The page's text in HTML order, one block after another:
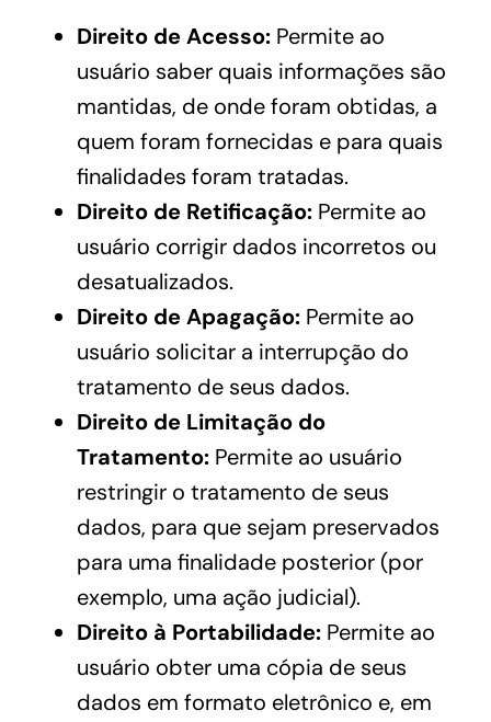
Direito de Acesso:Permite ao
usuário saber quais informações são
mantidas, de onde foram obtidas, a
quem foram fornecidas e para quais
finalidades foram tratadas.
Direito de Retificação:Permite ao
usuário corrigir dados incorretos ou
desatualizados.
Direito de Apagação:Permite ao
usuário solicitar a interrupção do
tratamento de seus dados.
Direito de Limitação do
Tratamento:Permite ao usuário
restringir o tratamento de seus
dados, para que sejam preservados
para uma finalidade posterior (por
exemplo, uma ação judicial).
Direito à Portabilidade:Permite ao
usuário obter uma cópia de seus
dados em formato eletrônico e, em